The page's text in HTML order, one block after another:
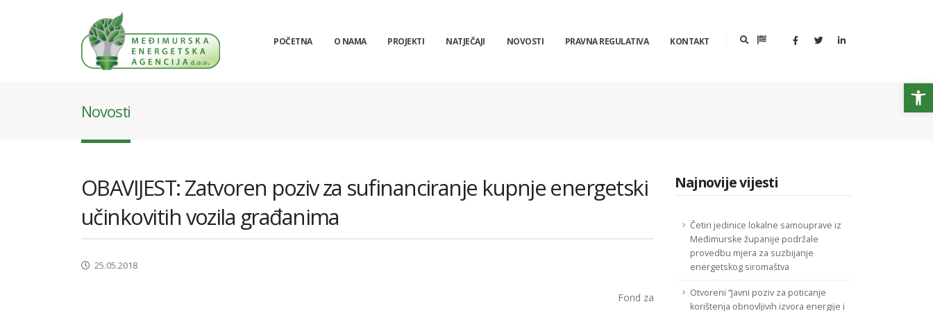
POČETNA O NAMA PROJEKTI NATJEČAJI NOVOSTI PRAVNA REGULATIVA KONTAKT
Novosti
OBAVIJEST: Zatvoren poziv za sufinanciranje kupnje energetski
učinkovitih vozila građanima
25.05.2018
Fond za
Najnovije vijesti
Četiri jedinice lokalne samouprave iz
Međimurske županije podržale
provedbu mjera za suzbijanje
energetskog siromaštva
Otvoreni “Javni poziv za poticanje
korištenja obnovljivih izvora energije i